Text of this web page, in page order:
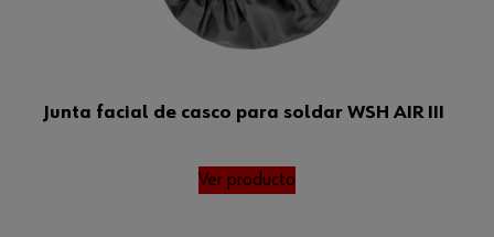
Junta facial de casco para soldar WSH AIR III
Ver producto